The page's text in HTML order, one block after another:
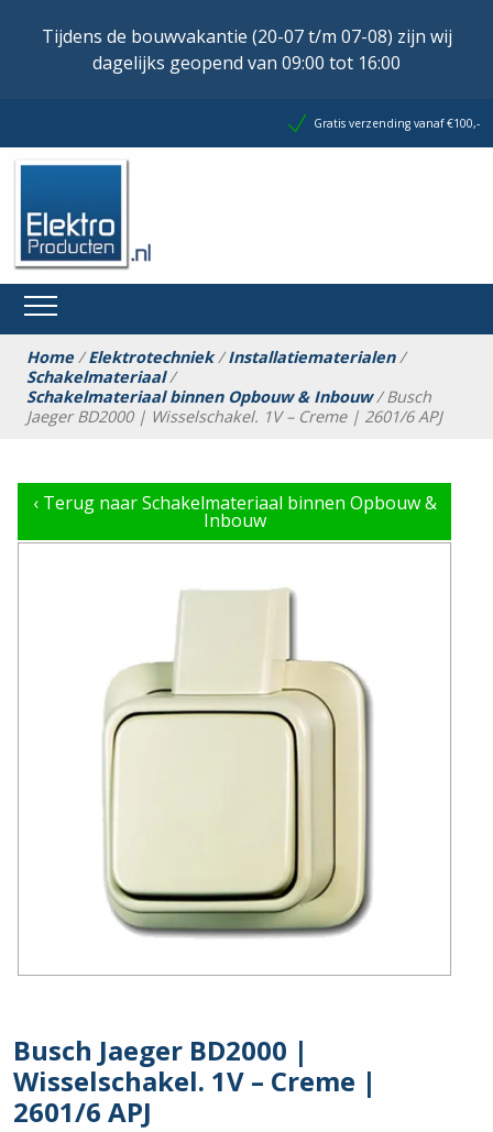
Tijdens de bouwvakantie (20-07 t/m 07-08) zijn wij
dagelijks geopend van 09:00 tot 16:00
Gratis verzending vanaf €100,-
Home/Elektrotechniek/Installatiematerialen/
Schakelmateriaal/
Schakelmateriaal binnen Opbouw & Inbouw/ Busch
Jaeger BD2000 | Wisselschakel. 1V – Creme | 2601/6 APJ
‹Terug naar Schakelmateriaal binnen Opbouw &
Inbouw
Busch Jaeger BD2000 |
Wisselschakel. 1V – Creme |
2601/6 APJ